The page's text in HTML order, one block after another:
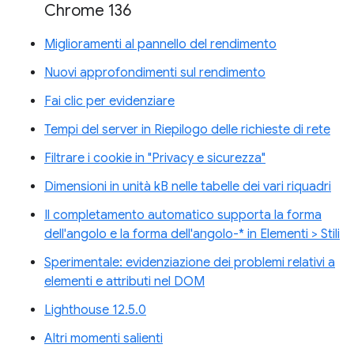
Chrome 136
Miglioramenti al pannello del rendimento
Nuovi approfondimenti sul rendimento
Fai clic per evidenziare
Tempi del server in Riepilogo delle richieste di rete
Filtrare i cookie in "Privacy e sicurezza"
Dimensioni in unità kB nelle tabelle dei vari riquadri
Il completamento automatico supporta la forma
dell'angolo e la forma dell'angolo-* in Elementi > Stili
Sperimentale: evidenziazione dei problemi relativi a
elementi e attributi nel DOM
Lighthouse 12.5.0
Altri momenti salienti